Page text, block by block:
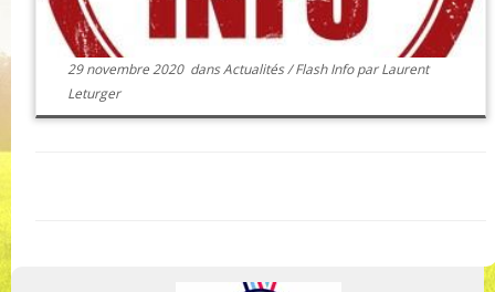
29 novembre 2020dansActualités/Flash InfoparLaurent
Leturger